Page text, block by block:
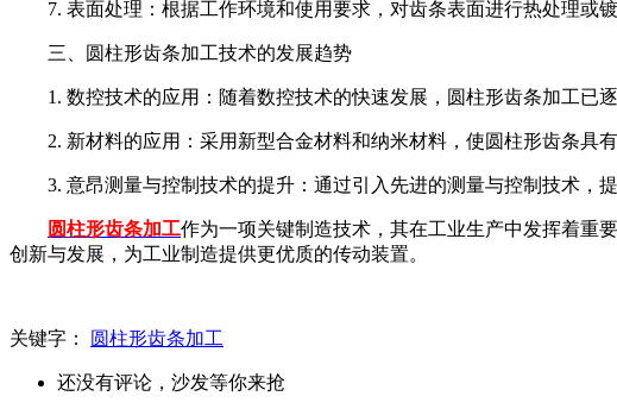
7. 表面处理：根据工作环境和使用要求，对齿条表面进行热处理或
三、圆柱形齿条加工技术的发展趋势
1. 数控技术的应用：随着数控技术的快速发展，圆柱形齿条加工已
2. 新材料的应用：采用新型合金材料和纳米材料，使圆柱形齿条具
3. 意昂测量与控制技术的提升：通过引入先进的测量与控制技术，
圆柱形齿条加工作为一项关键制造技术，其在工业生产中发挥着重
创新与发展，为工业制造提供更优质的传动装置。
关键字： 圆柱形齿条加工
还没有评论，沙发等你来抢